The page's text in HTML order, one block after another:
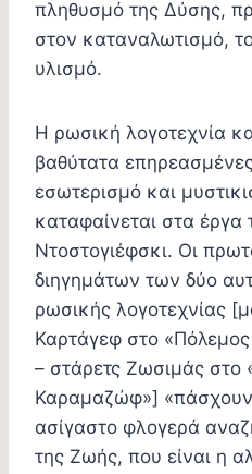
πληθυσμό της Δύσης,
στον καταναλωτισμό,
υλισμό.
Η ρωσική λογοτεχνία
βαθύτατα
εσωτερισμό και
καταφαίνεται στα έργα
Ντοστογιέφσκι. Οι
διηγημάτων των δύο
ρωσικής λογοτεχνίας
Καρτάγεφ στο «Πόλεμος
– στάρετς Ζωσιμάς στο
Καραμαζώφ»]
ασίγαστο φλογερά
της Ζωής, που είναι η